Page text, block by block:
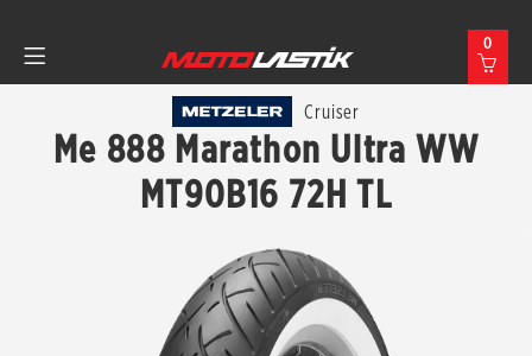
0
Cruiser
Me 888 Marathon Ultra WW
MT90B16 72H TL